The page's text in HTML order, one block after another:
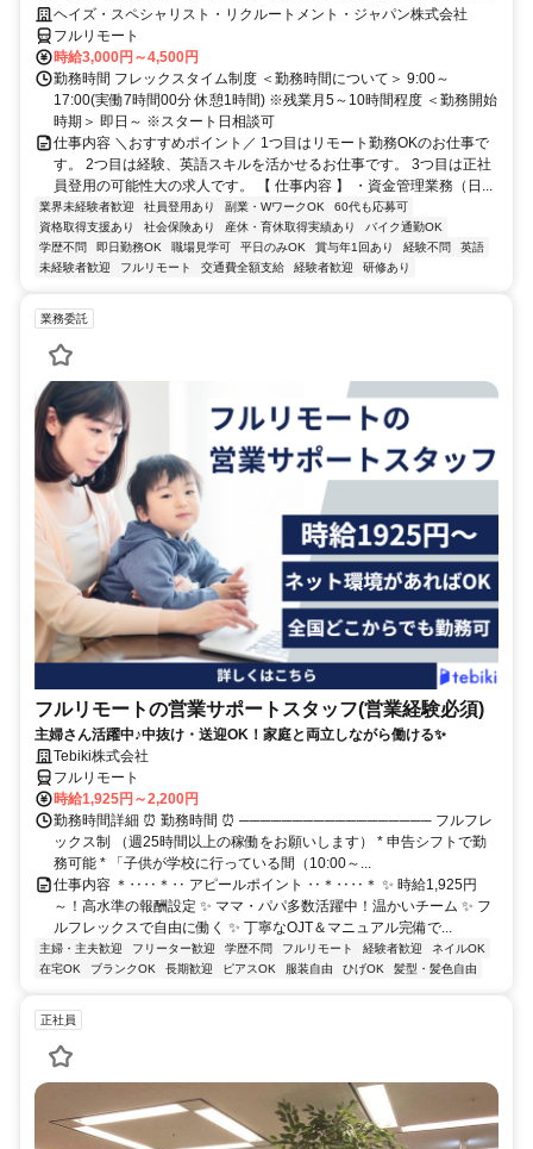
大／700万～800万／リモート勤務OK】経理財務
ヘイズ・スペシャリスト・リクルートメント・ジャパン株式会社
フルリモート
時給3,000円～4,500円
勤務時間 フレックスタイム制度 ＜勤務時間について＞ 9:00～
17:00(実働7時間00分 休憩1時間) ※残業月5～10時間程度 ＜勤務開始
時期＞ 即日～ ※スタート日相談可
仕事内容 ＼おすすめポイント／ 1つ目はリモート勤務OKのお仕事で
す。 2つ目は経験、英語スキルを活かせるお仕事です。 3つ目は正社
員登用の可能性大の求人です。 【 仕事内容 】 ・資金管理業務（日...
業界未経験者歓迎 社員登用あり 副業・WワークOK
60代も応募可
資格取得支援あり
社会保険あり 産休・育休取得実績あり
バイク通勤OK
学歴不問
即日勤務OK 職場見学可 平日のみOK 賞与年1回あり 経験不問
英語
未経験者歓迎
フルリモート 交通費全額支給 経験者歓迎 研修あり
業務委託
フルリモートの営業サポートスタッフ(営業経験必須)
主婦さん活躍中♪中抜け・送迎OK！家庭と両立しながら働ける✨
Tebiki株式会社
フルリモート
時給1,925円～2,200円
勤務時間詳細 ⏰ 勤務時間 ⏰ ────────────────── フルフレ
ックス制 （週25時間以上の稼働をお願いします） * 申告シフトで勤
務可能 * 「子供が学校に行っている間（10:00～...
仕事内容 ＊‥‥＊‥ アピールポイント ‥＊‥‥＊ ✨ 時給1,925円
～！高水準の報酬設定 ✨ ママ・パパ多数活躍中！温かいチーム ✨ フ
ルフレックスで自由に働く ✨ 丁寧なOJT＆マニュアル完備で...
主婦・主夫歓迎 フリーター歓迎 学歴不問 フルリモート 経験者歓迎
ネイルOK
在宅OK
ブランクOK 長期歓迎 ピアスOK 服装自由 ひげOK 髪型・髪色自由
正社員